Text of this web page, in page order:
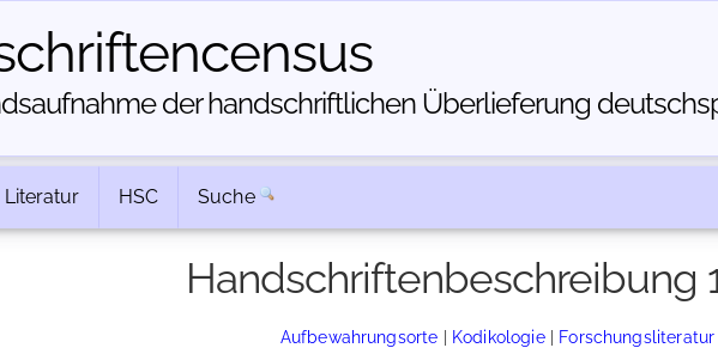
der handschriftlichen Über­lieferung
Literatur HSC Suche
Handschriftenbeschreibung
Aufbewahrungsorte | Kodikologie| Forschungsliteratur